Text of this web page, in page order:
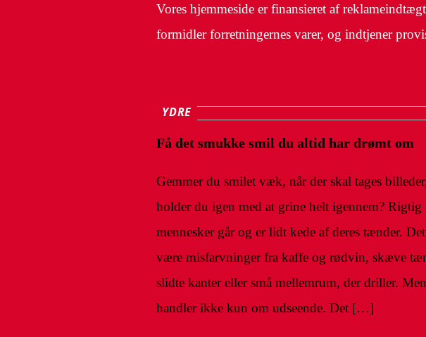
Vores hjemmeside er finansieret af
formidler forretningernes varer, og indtjener
YDRE
Få det smukke smil du altid har drømt om
Gemmer du smilet væk, når der skal tages
holder du igen med at grine helt igennem? Rigtig
mennesker går og er lidt kede af deres tænder.
være misfarvninger fra kaffe og rødvin, skæve
slidte kanter eller små mellemrum, der driller.
handler ikke kun om udseende. Det […]